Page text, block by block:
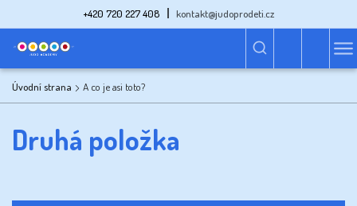
+420 720 227 408 kontakt@judoprodeti.cz
Úvodní strana A co je asi toto?
Druhá položka